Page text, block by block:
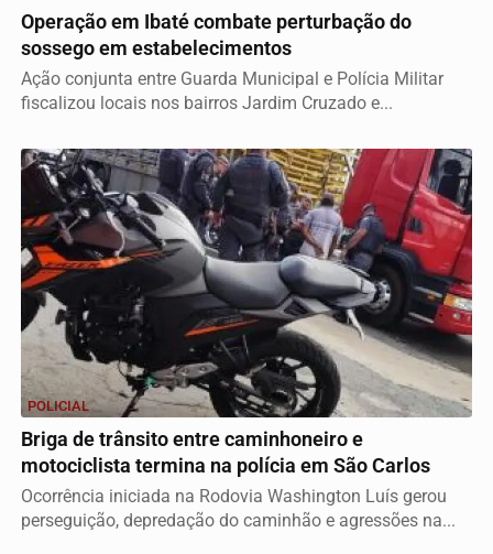
Operação em Ibaté combate perturbação do
sossego em estabelecimentos
Ação conjunta entre Guarda Municipal e Polícia Militar
fiscalizou locais nos bairros Jardim Cruzado e...
POLICIAL
Briga de trânsito entre caminhoneiro e
motociclista termina na polícia em São Carlos
Ocorrência iniciada na Rodovia Washington Luís gerou
perseguição, depredação do caminhão e agressões na...